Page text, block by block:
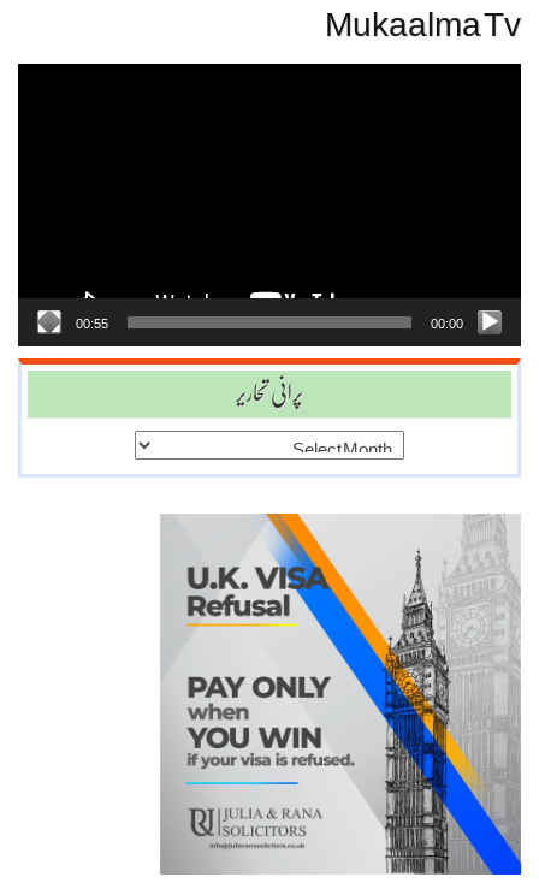
Mukaalma Tv
00:00
00:55
پرانی تحاریر